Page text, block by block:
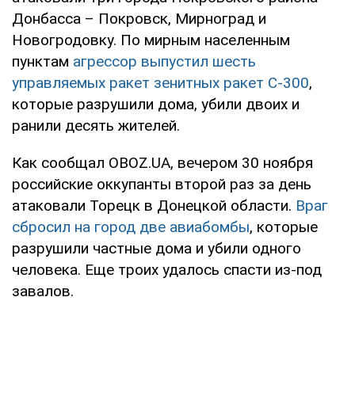
Донбасса – Покровск, Мирноград и
Новогродовку. По мирным населенным
пунктам агрессор выпустил шесть
управляемых ракет зенитных ракет С-300,
которые разрушили дома, убили двоих и
ранили десять жителей.
Как сообщал OBOZ.UA, вечером 30 ноября
российские оккупанты второй раз за день
атаковали Торецк в Донецкой области. Враг
сбросил на город две авиабомбы, которые
разрушили частные дома и убили одного
человека. Еще троих удалось спасти из-под
завалов.